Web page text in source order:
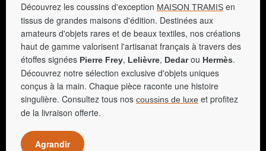
Découvrez les coussins d'exception MAISON TRAMIS en
tissus de grandes maisons d'édition. Destinées aux
amateurs d'objets rares et de beaux textiles, nos créations
haut de gamme valorisent l'artisanat français à travers des
étoffes signées Pierre Frey, Lelièvre, Dedarou Hermès.
Découvrez notre sélection exclusive d'objets uniques
conçus à la main. Chaque pièce raconte une histoire
singulière. Consultez tous nos coussins de luxe et profitez
de la livraison offerte.
Agrandir